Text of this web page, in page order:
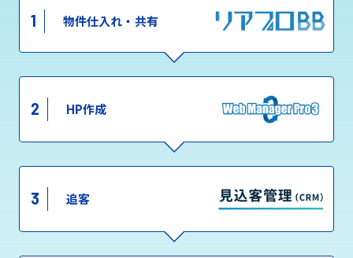
1 物件仕入れ・共有
2 HP作成
3 追客